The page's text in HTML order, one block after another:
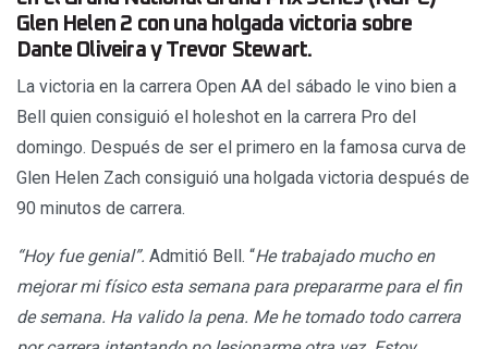
Glen Helen 2 con una holgada victoria sobre
Dante Oliveira y Trevor Stewart.
La victoria en la carrera Open AA del sábado le vino bien a
Bell quien consiguió el holeshot en la carrera Pro del
domingo. Después de ser el primero en la famosa curva de
Glen Helen Zach consiguió una holgada victoria después de
90 minutos de carrera.
“Hoy fue genial”. Admitió Bell. “He trabajado mucho en
mejorar mi físico esta semana para prepararme para el fin
de semana. Ha valido la pena. Me he tomado todo carrera